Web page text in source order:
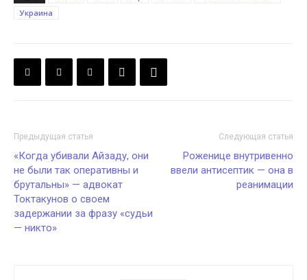
Украина
Предыдущая статья
«Когда убивали Айзаду, они
не были так оперативны и
брутальны» — адвокат
Токтакунов о своем
задержании за фразу «судьи
— никто»
Следующая статья
Роженице внутривенно
ввели антисептик — она в
реанимации